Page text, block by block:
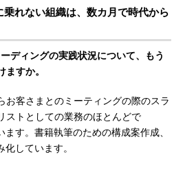
乗れない組織は、数カ月で時代から
ディングの実践状況について、もう
すか。
客さまとのミーティングの際のスラ
ストとしての業務のほとんどで
す。書籍執筆のための構成案作成、
しています。